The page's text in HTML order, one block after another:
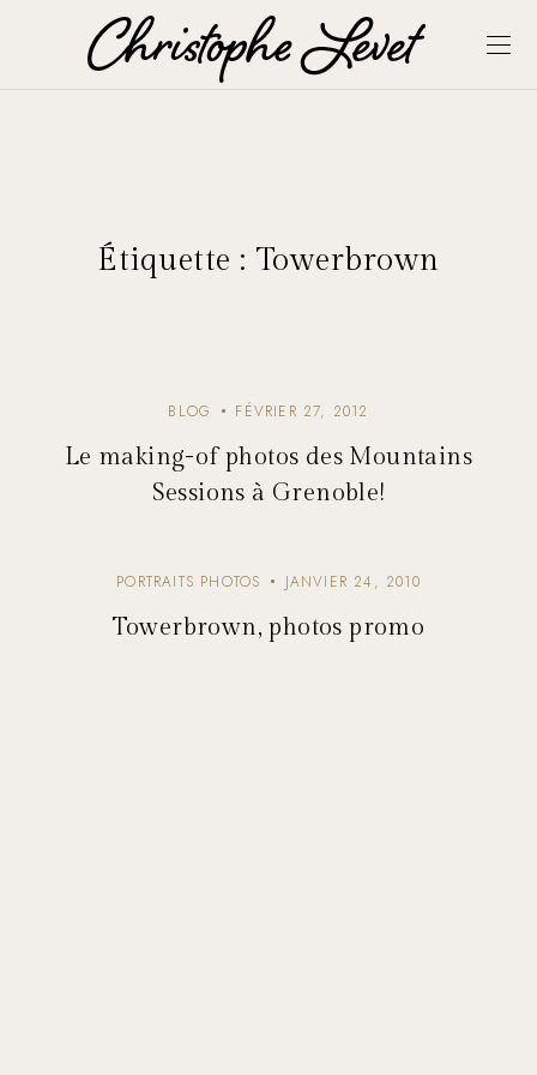
Étiquette : Towerbrown
BLOG FÉVRIER 27, 2012
Le making-of photos des Mountains
Sessions à Grenoble!
PORTRAITS PHOTOS JANVIER 24, 2010
Towerbrown, photos promo